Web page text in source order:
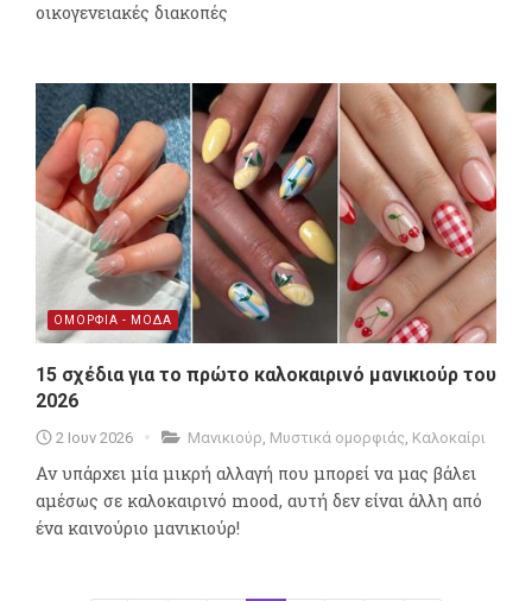
οικογενειακές διακοπές
ΟΜΟΡΦΙΑ - ΜΟΔΑ
15 σχέδια για το πρώτο καλοκαιρινό μανικιούρ του
2026
2 Ιουν 2026 Μανικιούρ Μυστικά ομορφιάς Καλοκαίρι
Αν υπάρχει μία μικρή αλλαγή που μπορεί να μας βάλει
αμέσως σε καλοκαιρινό mood, αυτή δεν είναι άλλη από
ένα καινούριο μανικιούρ!